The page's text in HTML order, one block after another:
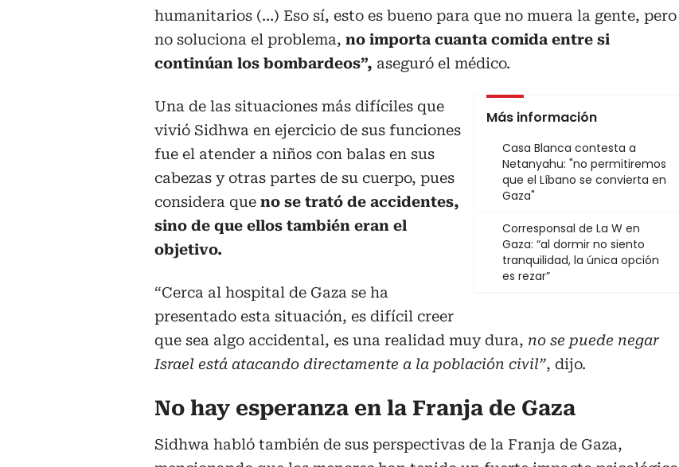
humanitarios (…) Eso sí, esto es bueno para que no muera la gente, pero
no soluciona el problema, no importa cuanta comida entre si
continúan los bombardeos”, aseguró el médico.
Más información
Casa Blanca contesta a
Netanyahu: "no permitiremos
que el Líbano se convierta en
Gaza"
Corresponsal de La W en
Gaza: “al dormir no siento
tranquilidad, la única opción
es rezar”
Una de las situaciones más difíciles que
vivió Sidhwa en ejercicio de sus funciones
fue el atender a niños con balas en sus
cabezas y otras partes de su cuerpo, pues
considera que no se trató de accidentes,
sino de que ellos también eran el
objetivo.
“Cerca al hospital de Gaza se ha
presentado esta situación, es difícil creer
que sea algo accidental, es una realidad muy dura, no se puede negar
Israel está atacando directamente a la población civil”, dijo.
No hay esperanza en la Franja de Gaza
Sidhwa habló también de sus perspectivas de la Franja de Gaza,